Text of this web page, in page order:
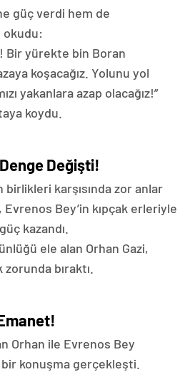
güç verdi hem de
okudu:
Bir yürekte bin Boran
koşacağız. Yolunu yol
yakanlara azap olacağız!”
koydu.
Değişti!
birlikleri karşısında zor anlar
Bey’in kıpçak erleriyle
kazandı.
ele alan Orhan Gazi,
bıraktı.
Orhan ile Evrenos Bey
konuşma gerçekleşti.